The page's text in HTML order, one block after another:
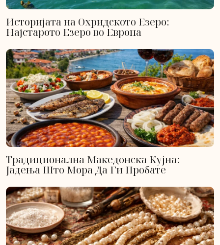
Историјата на Охридското Езеро:
Најстарото Езеро во Европа
Традиционална Македонска Кујна:
Јадења Што Мора Да Ги Пробате